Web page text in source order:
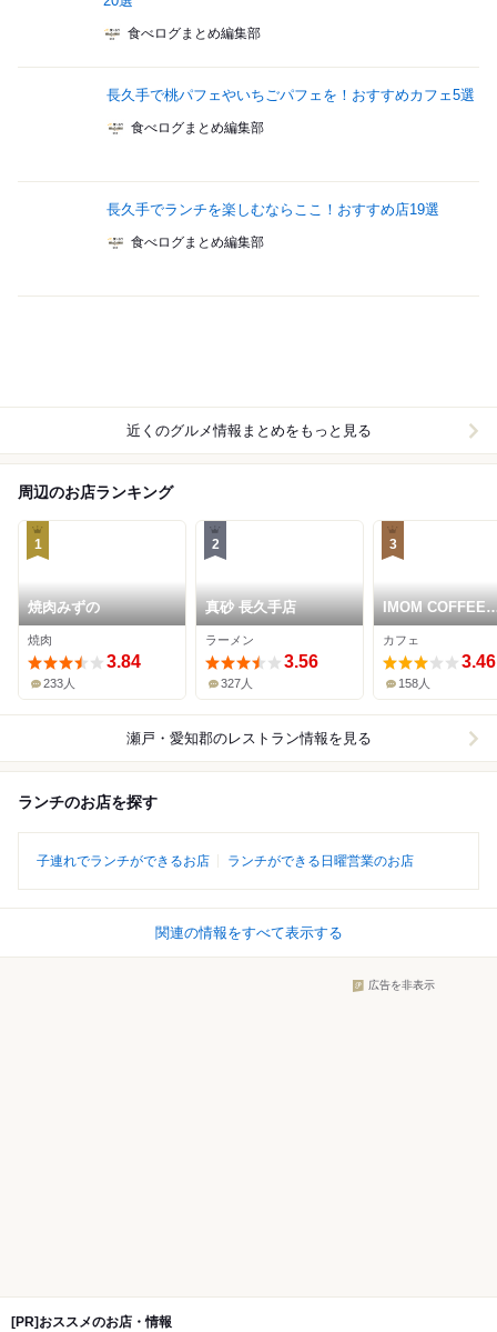
食べログまとめ編集部
長久手で桃パフェやいちごパフェを！おすすめカフェ5選
食べログまとめ編集部
長久手でランチを楽しむならここ！おすすめ店19選
食べログまとめ編集部
近くのグルメ情報まとめをもっと見る
周辺のお店ランキング
1
焼肉みずの
焼肉
3.84
233人
2
真砂 長久手店
ラーメン
3.56
327人
3
IMOM COFFEE
ROASTERS
カフェ
3.46
158人
瀬戸・愛知郡のレストラン情報を見る
ランチのお店を探す
子連れでランチができるお店 ランチができる日曜営業のお店
関連の情報をすべて表示する
広告を非表示
[PR]おススメのお店・情報